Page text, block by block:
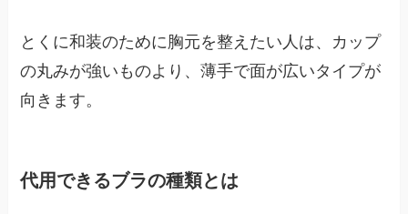
とくに和装のために胸元を整えたい人は、カップ
の丸みが強いものより、薄手で面が広いタイプが
向きます。
代用できるブラの種類とは